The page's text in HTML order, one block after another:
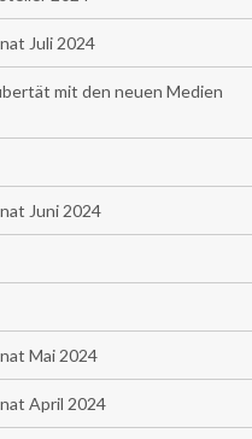
Juli 2024
mit den neuen Medien
Juni 2024
Mai 2024
April 2024